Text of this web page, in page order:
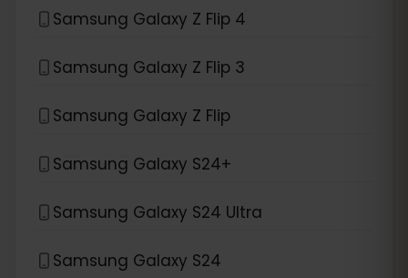
Samsung Galaxy Z Flip 4
Samsung Galaxy Z Flip 3
Samsung Galaxy Z Flip
Samsung Galaxy S24+
Samsung Galaxy S24 Ultra
Samsung Galaxy S24